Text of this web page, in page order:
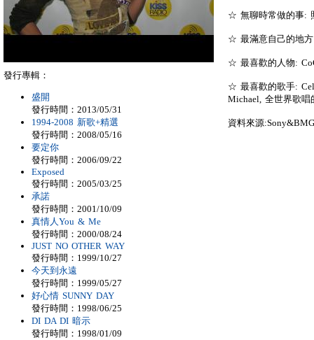
☆ 無聊時常做的事:
☆ 最滿意自己的地
☆ 最喜歡的人物:
☆ 最喜歡的歌手:
Michael, 全世界歌唱
資料來源:Sony&BMG
發行專輯：
盛開
發行時間：2013/05/31
1994-2008 新歌+精選
發行時間：2008/05/16
要定你
發行時間：2006/09/22
Exposed
發行時間：2005/03/25
承諾
發行時間：2001/10/09
真情人You & Me
發行時間：2000/08/24
JUST NO OTHER WAY
發行時間：1999/10/27
今天到永遠
發行時間：1999/05/27
好心情 SUNNY DAY
發行時間：1998/06/25
DI DA DI 暗示
發行時間：1998/01/09